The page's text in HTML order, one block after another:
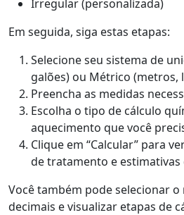
Irregular (personalizada)
Em seguida, siga estas etapas:
Selecione seu sistema de
galões) ou Métrico (metros,
Preencha as medidas
Escolha o tipo de cálculo
aquecimento que você
Clique em “Calcular” para
de tratamento e estimativas
Você também pode selecionar o
decimais e visualizar etapas de